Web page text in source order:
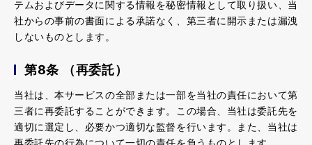
テムおよびデータに関する情報を秘密情報として取り扱い、当
社からの事前の書面による承諾なく、第三者に開示または漏洩
しないものとします。
第8条 （再委託）
当社は、本サービスの全部または一部を当社の責任において第
三者に再委託することができます。この場合、当社は委託先を
適切に選定し、必要かつ適切な監督を行います。また、当社は
再委託先の行為について一切の責任を負うものとします。